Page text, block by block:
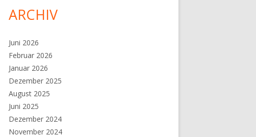
(Teil 1)"
ARCHIV
Juni 2026
Februar 2026
Januar 2026
Dezember 2025
August 2025
Juni 2025
Dezember 2024
November 2024